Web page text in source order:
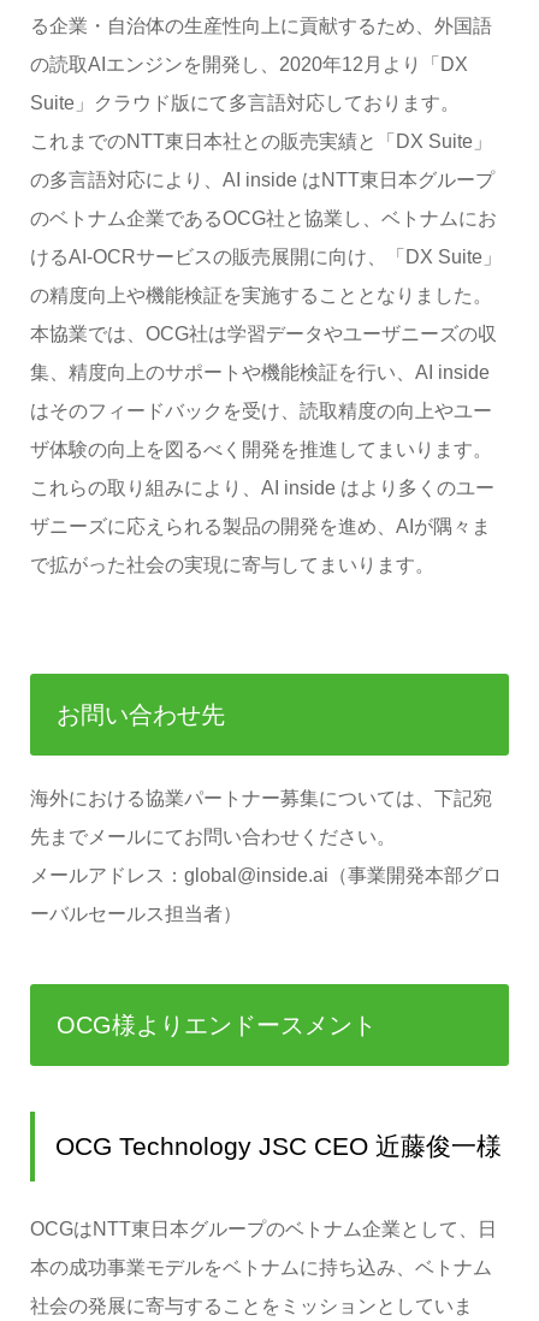
る企業・自治体の生産性向上に貢献するため、外国語
の読取AIエンジンを開発し、2020年12月より「DX
Suite」クラウド版にて多言語対応しております。
これまでのNTT東日本社との販売実績と「DX Suite」
の多言語対応により、AI inside はNTT東日本グループ
のベトナム企業であるOCG社と協業し、ベトナムにお
けるAI-OCRサービスの販売展開に向け、「DX Suite」
の精度向上や機能検証を実施することとなりました。
本協業では、OCG社は学習データやユーザニーズの収
集、精度向上のサポートや機能検証を行い、AI inside
はそのフィードバックを受け、読取精度の向上やユー
ザ体験の向上を図るべく開発を推進してまいります。
これらの取り組みにより、AI inside はより多くのユー
ザニーズに応えられる製品の開発を進め、AIが隅々ま
で拡がった社会の実現に寄与してまいります。
お問い合わせ先
海外における協業パートナー募集については、下記宛
先までメールにてお問い合わせください。
メールアドレス：global@inside.ai（事業開発本部グロ
ーバルセールス担当者）
OCG様よりエンドースメント
OCG Technology JSC CEO 近藤俊一様
OCGはNTT東日本グループのベトナム企業として、日
本の成功事業モデルをベトナムに持ち込み、ベトナム
社会の発展に寄与することをミッションとしていま